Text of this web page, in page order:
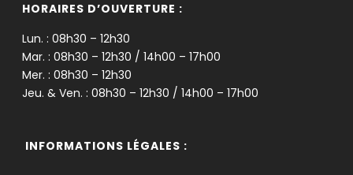
HORAIRES D’OUVERTURE :
Lun. : 08h30 – 12h30
Mar. : 08h30 – 12h30 / 14h00 – 17h00
Mer. : 08h30 – 12h30
Jeu. & Ven. : 08h30 – 12h30 / 14h00 – 17h00
INFORMATIONS LÉGALES :